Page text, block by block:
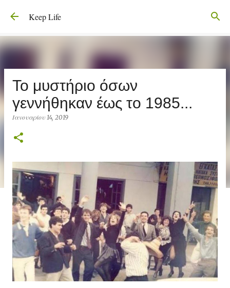
Μετάβαση στο κύριο περιεχόμενο
Keep Life
Το μυστήριο όσων
γεννήθηκαν έως το 1985...
Ιανουαρίου 14, 2019